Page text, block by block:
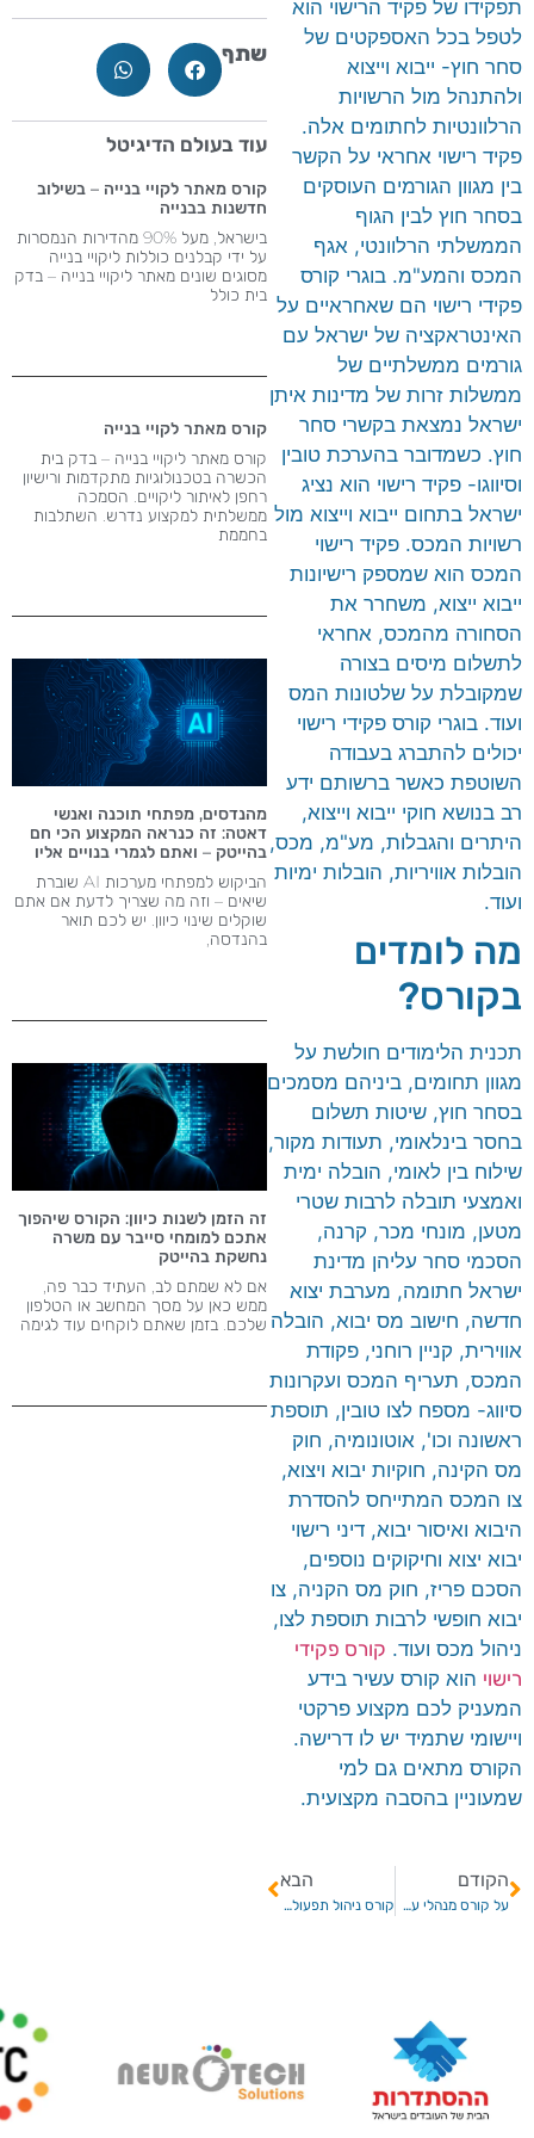
תפקידו של פקיד הרישוי הוא
לטפל בכל האספקטים של
סחר חוץ- ייבוא וייצוא
ולהתנהל מול הרשויות
הרלוונטיות לחתומים אלה.
פקיד רישוי אחראי על הקשר
בין מגוון הגורמים העוסקים
בסחר חוץ לבין הגוף
הממשלתי הרלוונטי, אגף
המכס והמע"מ. בוגרי קורס
פקידי רישוי הם שאחראיים על
האינטראקציה של ישראל עם
גורמים ממשלתיים של
ממשלות זרות של מדינות איתן
ישראל נמצאת בקשרי סחר
חוץ. כשמדובר בהערכת טובין
וסיווגו- פקיד רישוי הוא נציג
ישראל בתחום ייבוא וייצוא מול
רשויות המכס. פקיד רישוי
המכס הוא שמספק רישיונות
ייבוא ייצוא, משחרר את
הסחורה מהמכס, אחראי
לתשלום מיסים בצורה
שמקובלת על שלטונות המס
ועוד. בוגרי קורס פקידי רישוי
יכולים להתברג בעבודה
השוטפת כאשר ברשותם ידע
רב בנושא חוקי ייבוא וייצוא,
היתרים והגבלות, מע"מ, מכס,
הובלות אוויריות, הובלות ימיות
ועוד.
מה לומדים
בקורס?
תכנית הלימודים חולשת על
מגוון תחומים, ביניהם מסמכים
בסחר חוץ, שיטות תשלום
בחסר בינלאומי, תעודות מקור,
שילוח בין לאומי, הובלה ימית
ואמצעי תובלה לרבות שטרי
מטען, מונחי מכר, קרנה,
הסכמי סחר עליהן מדינת
ישראל חתומה, מערבת יצוא
חדשה, חישוב מס יבוא, הובלה
אווירית, קניין רוחני, פקודת
המכס, תעריף המכס ועקרונות
סיווג- מספח לצו טובין, תוספת
ראשונה וכו', אוטונומיה, חוק
מס הקינה, חוקיות יבוא ויצוא,
צו המכס המתייחס להסדרת
היבוא ואיסור יבוא, דיני רישוי
יבוא יצוא וחיקוקים נוספים,
הסכם פריז, חוק מס הקניה, צו
יבוא חופשי לרבות תוספת לצו,
ניהול מכס ועוד. קורס פקידי
רישוי הוא קורס עשיר בידע
המעניק לכם מקצוע פרקטי
ויישומי שתמיד יש לו דרישה.
הקורס מתאים גם למי
שמעוניין בהסבה מקצועית.
הקודם
על קורס מנהלי עבודה בבניין
הבא
קורס ניהול תפעול בכיר
שתף
עוד בעולם הדיגיטל
קורס מאתר לקויי בנייה – בשילוב
חדשנות בבנייה
בישראל, מעל 90% מהדירות הנמסרות
על ידי קבלנים כוללות ליקויי בנייה
מסוגים שונים מאתר ליקויי בנייה – בדק
בית כולל
קורס מאתר לקויי בנייה
קורס מאתר ליקויי בנייה – בדק בית
הכשרה בטכנולוגיות מתקדמות ורישיון
רחפן לאיתור ליקויים. הסמכה
ממשלתית למקצוע נדרש​. השתלבות
בחממת
מהנדסים, מפתחי תוכנה ואנשי
דאטה: זה כנראה המקצוע הכי חם
בהייטק – ואתם לגמרי בנויים אליו
הביקוש למפתחי מערכות AI שוברת
שיאים – וזה מה שצריך לדעת אם אתם
שוקלים שינוי כיוון. יש לכם תואר
בהנדסה,
זה הזמן לשנות כיוון: הקורס שיהפוך
אתכם למומחי סייבר עם משרה
נחשקת בהייטק
אם לא שמתם לב, העתיד כבר פה,
ממש כאן על מסך המחשב או הטלפון
שלכם. בזמן שאתם לוקחים עוד לגימה